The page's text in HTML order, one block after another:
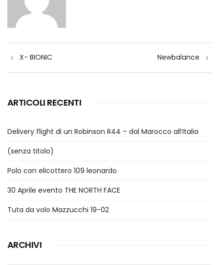
articoli
X- BIONIC Newbalance
ARTICOLI RECENTI
Delivery flight di un Robinson R44 – dal Marocco all’Italia
(senza titolo)
Polo con elicottero 109 leonardo
30 Aprile evento THE NORTH FACE
Tuta da volo Mazzucchi 19-02
ARCHIVI